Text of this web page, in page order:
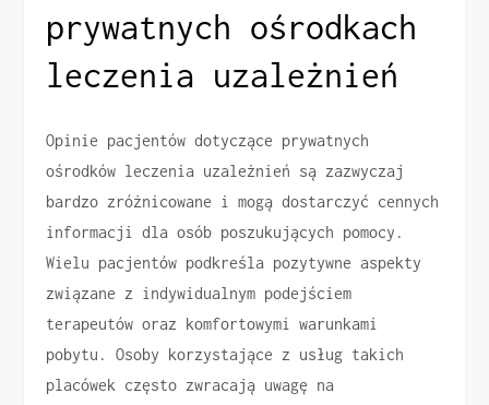
prywatnych ośrodkach
leczenia uzależnień
Opinie pacjentów dotyczące prywatnych
ośrodków leczenia uzależnień są zazwyczaj
bardzo zróżnicowane i mogą dostarczyć cennych
informacji dla osób poszukujących pomocy.
Wielu pacjentów podkreśla pozytywne aspekty
związane z indywidualnym podejściem
terapeutów oraz komfortowymi warunkami
pobytu. Osoby korzystające z usług takich
placówek często zwracają uwagę na